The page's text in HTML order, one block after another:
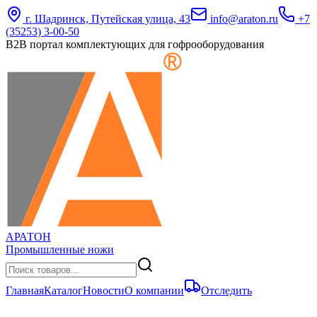
г. Шадринск, Путейская улица, 43 info@araton.ru
+7
(35253) 3-00-50
B2B портал комплектующих для гофрооборудования
АРАТОН
Промышленные ножи
ГлавнаяКаталогНовостиО компании Отследить